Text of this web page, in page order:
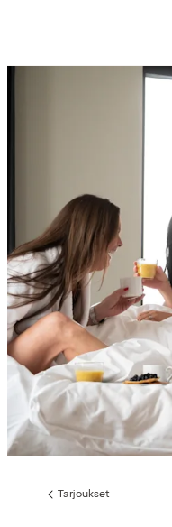
Edellinen
Tarjoukset